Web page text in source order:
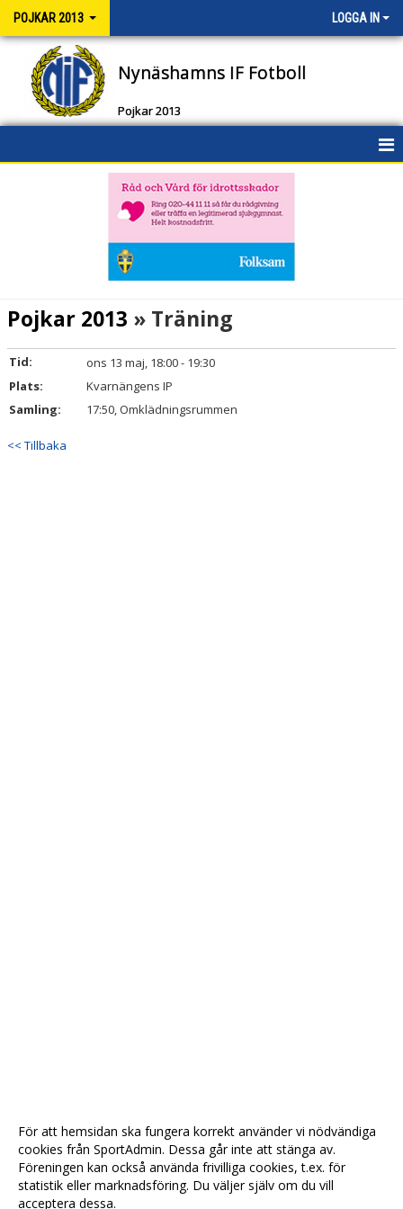
POJKAR 2013 LOGGA IN
Nynäshamns IF Fotboll
Pojkar 2013
TRUPPEN
DOKUMENT
KONTAKT
Pojkar 2013 » Träning
Tid:
ons 13 maj, 18:00 - 19:30
Plats:
Kvarnängens IP
Samling:
17:50, Omklädningsrummen
<< Tillbaka
För att hemsidan ska fungera korrekt använder vi nödvändiga
cookies från SportAdmin. Dessa går inte att stänga av.
Föreningen kan också använda frivilliga cookies, t.ex. för
statistik eller marknadsföring. Du väljer själv om du vill
acceptera dessa.